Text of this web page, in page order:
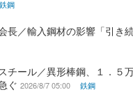
鉄鋼
長／輸入鋼材の影響「引き続
チール／異形棒鋼、１．５
ぐ 2026/8/7 05:00 鉄鋼